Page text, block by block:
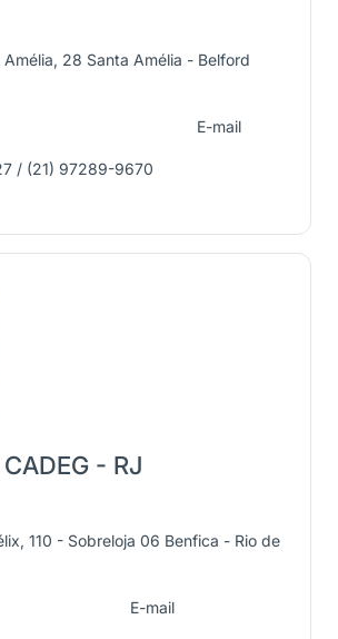
Amélia, 28 Santa Amélia - Belford
/ (21) 97289-9670
E-mail
- RJ
110 - Sobreloja 06 Benfica - Rio de
E-mail